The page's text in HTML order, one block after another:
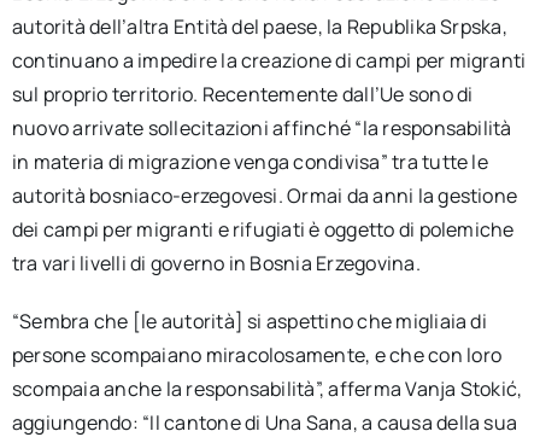
autorità dell’altra Entità del paese, la Republika Srpska,
continuano a impedire la creazione di campi per migranti
sul proprio territorio. Recentemente dall’Ue sono di
nuovo arrivate sollecitazioni affinché “la responsabilità
in materia di migrazione venga condivisa” tra tutte le
autorità bosniaco-erzegovesi. Ormai da anni la gestione
dei campi per migranti e rifugiati è oggetto di polemiche
tra vari livelli di governo in Bosnia Erzegovina.
“Sembra che [le autorità] si aspettino che migliaia di
persone scompaiano miracolosamente, e che con loro
scompaia anche la responsabilità”, afferma Vanja Stokić,
aggiungendo: “Il cantone di Una Sana, a causa della sua